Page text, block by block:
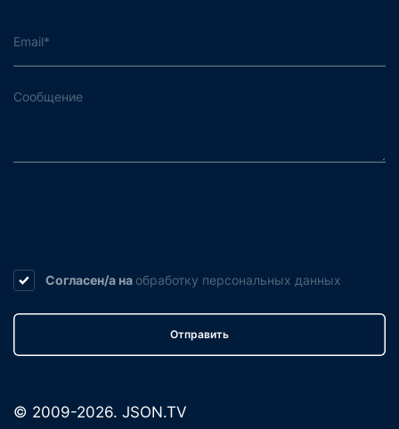
Согласен/а на обработку персональных данных
Отправить
© 2009-2026. JSON.TV